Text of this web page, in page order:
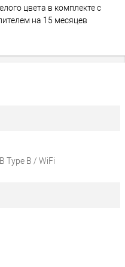
цвета в комплекте с
на 15 месяцев
Type B / WiFi